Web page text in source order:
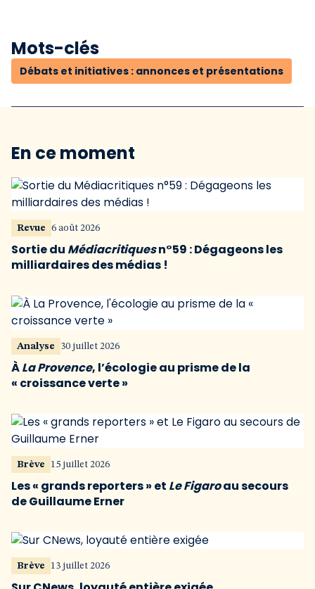
Mots-clés
Débats et initiatives : annonces et présentations
En ce moment
Revue 6 août 2026
Sortie du Médiacritiquesn°59 : Dégageons les
milliardaires des médias !
Analyse 30 juillet 2026
ÀLa Provence, l’écologie au prisme de la
« croissance verte »
Brève 15 juillet 2026
Les « grands reporters » et Le Figaroau secours
de Guillaume Erner
Brève 13 juillet 2026